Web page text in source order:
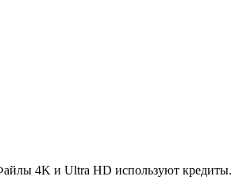
4K и Ultra HD используют кредиты.